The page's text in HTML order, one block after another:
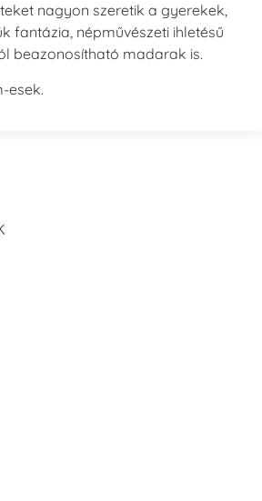
nagyon szeretik a gyerekek,
fantázia, népművészeti ihletésű
beazonosítható madarak is.
esek.